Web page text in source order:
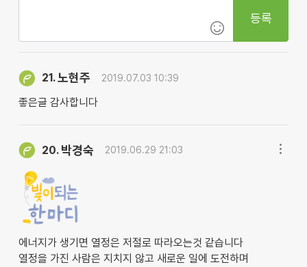
등록
21.노현주 2019.07.03 10:39
좋은글 감사합니다
20. 박경숙 2019.06.29 21:03
에너지가 생기면 열정은 저절로 따라오는것 같습니다
열정을 가진 사람은 지치지 않고 새로운 일에 도전하며